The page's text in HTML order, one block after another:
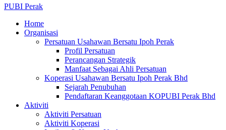
PUBI Perak
Home
Organisasi
Persatuan Usahawan Bersatu Ipoh Perak
Profil Persatuan
Perancangan Strategik
Manfaat Sebagai Ahli Persatuan
Koperasi Usahawan Bersatu Ipoh Perak Bhd
Sejarah Penubuhan
Pendaftaran Keanggotaan KOPUBI Perak Bhd
Aktiviti
Aktiviti Persatuan
Aktiviti Koperasi